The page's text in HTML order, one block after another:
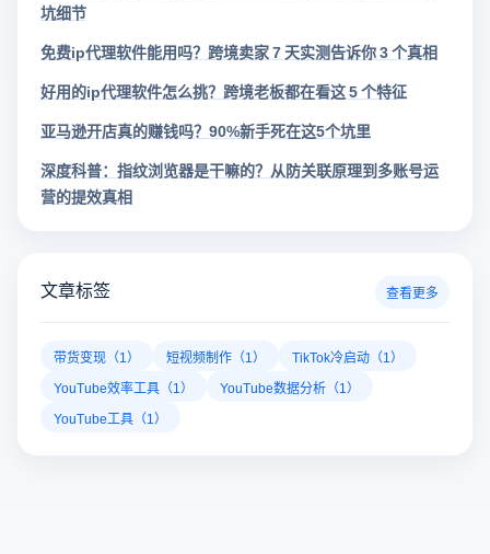
坑细节
免费ip代理软件能用吗？跨境卖家 7 天实测告诉你 3 个真相
好用的ip代理软件怎么挑？跨境老板都在看这 5 个特征
亚马逊开店真的赚钱吗？90%新手死在这5个坑里
深度科普：指纹浏览器是干嘛的？从防关联原理到多账号运
营的提效真相
文章标签 查看更多
带货变现（1） 短视频制作（1）
TikTok冷启动（1）
YouTube效率工具（1）
YouTube数据分析（1）
YouTube工具（1）